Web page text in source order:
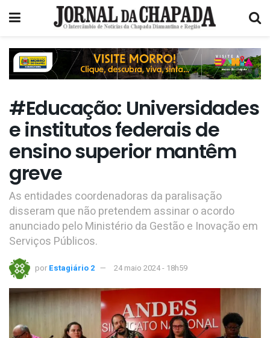
#Educação: Universidades
e institutos federais de
ensino superior mantêm
greve
As entidades coordenadoras da paralisação
disseram que não pretendem assinar o acordo
anunciado pelo Ministério da Gestão e Inovação em
Serviços Públicos.
por Estagiário 2 24 maio 2024 - 18h59